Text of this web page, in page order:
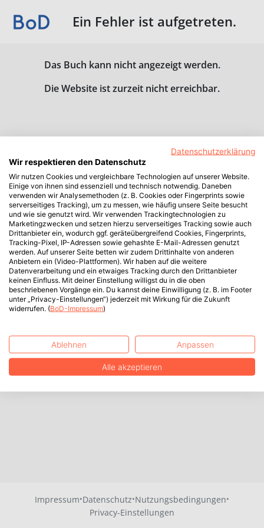
Ein Fehler ist aufgetreten.
Das Buch kann nicht angezeigt werden.
Die Website ist zurzeit nicht erreichbar.
Impressum·Datenschutz·Nutzungsbedingungen·
Privacy-Einstellungen
Datenschutzerklärung
Wir respektieren den Datenschutz
Wir nutzen Cookies und vergleichbare Technologien auf unserer Website.
Einige von ihnen sind essenziell und technisch notwendig. Daneben
verwenden wir Analysemethoden (z. B. Cookies oder Fingerprints sowie
serverseitiges Tracking), um zu messen, wie häufig unsere Seite besucht
und wie sie genutzt wird. Wir verwenden Trackingtechnologien zu
Marketingzwecken und setzen hierzu serverseitiges Tracking sowie auch
Drittanbieter ein, wodurch ggf. geräteübergreifend Cookies, Fingerprints,
Tracking-Pixel, IP-Adressen sowie gehashte E-Mail-Adressen genutzt
werden. Auf unserer Seite betten wir zudem Drittinhalte von anderen
Anbietern ein (Video-Plattformen). Wir haben auf die weitere
Datenverarbeitung und ein etwaiges Tracking durch den Drittanbieter
keinen Einfluss. Mit deiner Einstellung willigst du in die oben
beschriebenen Vorgänge ein. Du kannst deine Einwilligung (z. B. im Footer
unter „Privacy-Einstellungen“) jederzeit mit Wirkung für die Zukunft
widerrufen. (BoD-Impressum)
Ablehnen Anpassen
Alle akzeptieren